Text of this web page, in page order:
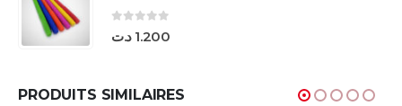
sur 51.200 د.ت
PRODUITS SIMILAIRES